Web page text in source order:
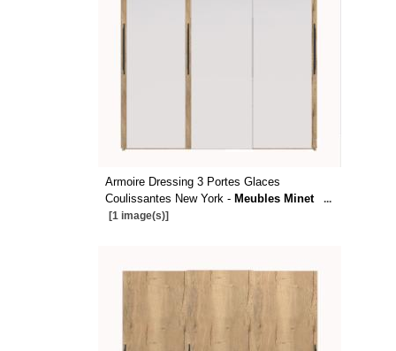
Armoire Dressing 3 Portes Glaces
Coulissantes New York - Meubles Minet
...
[1 image(s)]